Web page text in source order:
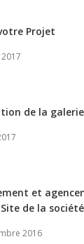
Projet
de la galerie
et
de la société
2016